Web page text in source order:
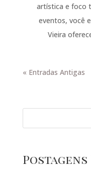
artística e foco
eventos, você
Vieira
« Entradas Antigas